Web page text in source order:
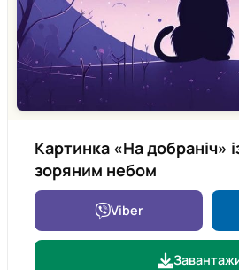
Картинка «На добраніч»
зоряним небом
Viber